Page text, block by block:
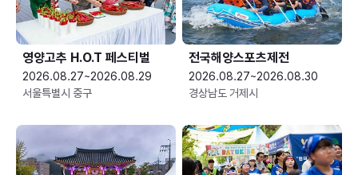
영양고추 H.O.T 페스티벌
2026.08.27~2026.08.29
서울특별시 중구
전국해양스포츠제전
2026.08.27~2026.08.30
경상남도 거제시